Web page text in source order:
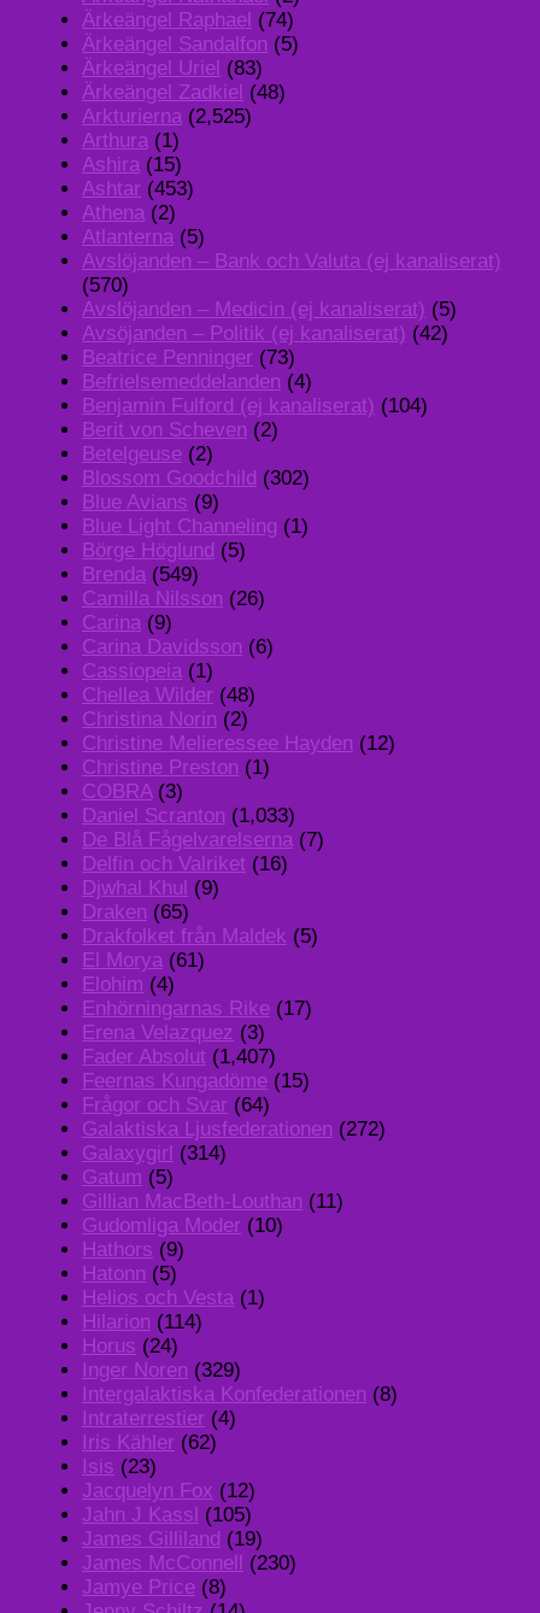
Ärkeängel Raphael (74)
Ärkeängel Sandalfon (5)
Ärkeängel Uriel (83)
Ärkeängel Zadkiel (48)
Arkturierna (2,525)
Arthura (1)
Ashira (15)
Ashtar (453)
Athena (2)
Atlanterna (5)
Avslöjanden – Bank och Valuta (ej kanaliserat)
(570)
Avslöjanden – Medicin (ej kanaliserat) (5)
Avsöjanden – Politik (ej kanaliserat) (42)
Beatrice Penninger (73)
Befrielsemeddelanden (4)
Benjamin Fulford (ej kanaliserat) (104)
Berit von Scheven (2)
Betelgeuse (2)
Blossom Goodchild (302)
Blue Avians (9)
Blue Light Channeling (1)
Börge Höglund (5)
Brenda (549)
Camilla Nilsson (26)
Carina (9)
Carina Davidsson (6)
Cassiopeia (1)
Chellea Wilder (48)
Christina Norin (2)
Christine Melieressee Hayden (12)
Christine Preston (1)
COBRA(3)
Daniel Scranton (1,033)
De Blå Fågelvarelserna (7)
Delfin och Valriket (16)
Djwhal Khul (9)
Draken (65)
Drakfolket från Maldek (5)
El Morya (61)
Elohim (4)
Enhörningarnas Rike (17)
Erena Velazquez (3)
Fader Absolut (1,407)
Feernas Kungadöme (15)
Frågor och Svar (64)
Galaktiska Ljusfederationen (272)
Galaxygirl (314)
Gatum (5)
Gillian MacBeth-Louthan (11)
Gudomliga Moder (10)
Hathors (9)
Hatonn (5)
Helios och Vesta (1)
Hilarion (114)
Horus (24)
Inger Noren (329)
Intergalaktiska Konfederationen (8)
Intraterrestier (4)
Iris Kähler (62)
Isis (23)
Jacquelyn Fox (12)
Jahn J Kassl (105)
James Gilliland (19)
James McConnell (230)
Jamye Price (8)